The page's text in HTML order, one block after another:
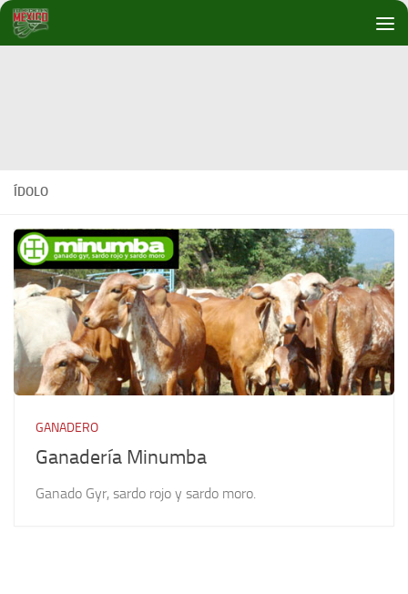
Debajo del contenido
ÍDOLO
GANADERO
Ganadería Minumba
Ganado Gyr, sardo rojo y sardo moro.